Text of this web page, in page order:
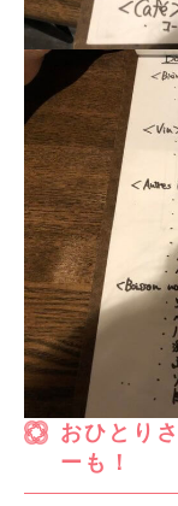
おひとり
ーも！